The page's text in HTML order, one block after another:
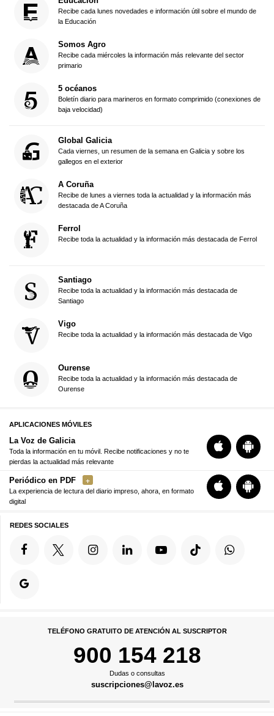
Recibe cada lunes novedades e información útil sobre el mundo de
la Educación
Somos Agro
Recibe cada miércoles la información más relevante del sector
primario
5 océanos
Boletín diario para marineros en formato comprimido (conexiones de
baja velocidad)
Global Galicia
Cada viernes, un resumen de la semana en Galicia y sobre los
gallegos en el exterior
A Coruña
Recibe de lunes a viernes toda la actualidad y la información más
destacada de A Coruña
Ferrol
Recibe toda la actualidad y la información más destacada de Ferrol
Santiago
Recibe toda la actualidad y la información más destacada de
Santiago
Vigo
Recibe toda la actualidad y la información más destacada de Vigo
Ourense
Recibe toda la actualidad y la información más destacada de
Ourense
APLICACIONES MÓVILES
La Voz de Galicia
Toda la información en tu móvil. Recibe notificaciones y no te
pierdas la actualidad más relevante
Periódico en PDF
La experiencia de lectura del diario impreso, ahora, en formato
digital
REDES SOCIALES
TELÉFONO GRATUITO DE ATENCIÓN AL SUSCRIPTOR
900 154 218
Dudas o consultas
suscripciones@lavoz.es